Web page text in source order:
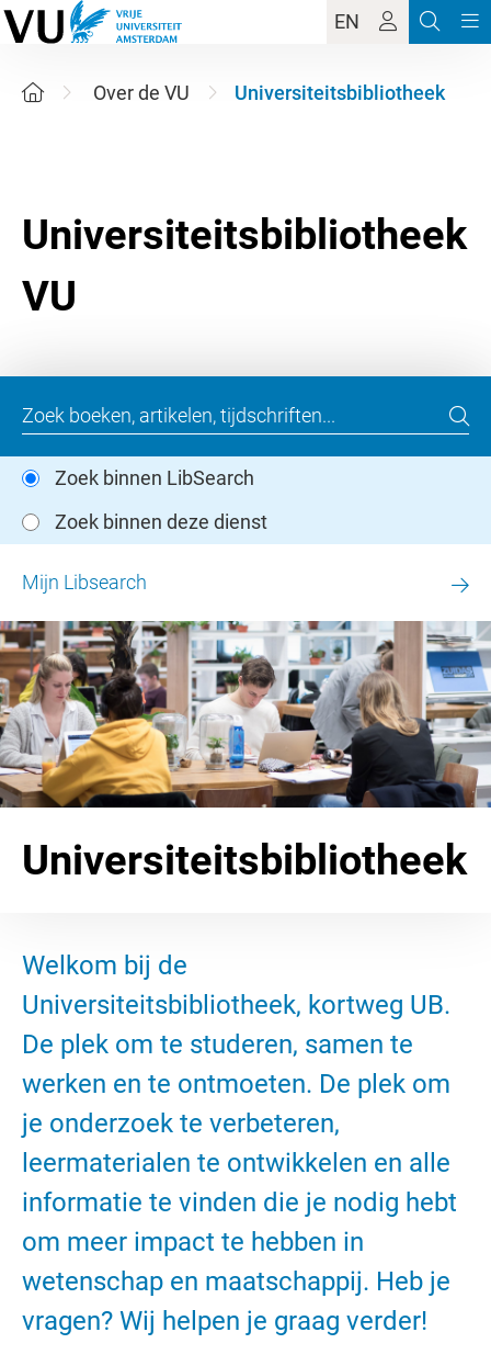
EN
Over de VU Universiteitsbibliotheek
Universiteitsbibliotheek
Zoek binnen LibSearch
Zoek binnen deze dienst
Mijn Libsearch
Universiteitsbibliotheek
Welkom bij de
Universiteitsbibliotheek, kortweg UB.
De plek om te studeren, samen te
werken en te ontmoeten. De plek om
je onderzoek te verbeteren,
leermaterialen te ontwikkelen en alle
informatie te vinden die je nodig hebt
om meer impact te hebben in
wetenschap en maatschappij. Heb je
vragen? Wij helpen je graag verder!